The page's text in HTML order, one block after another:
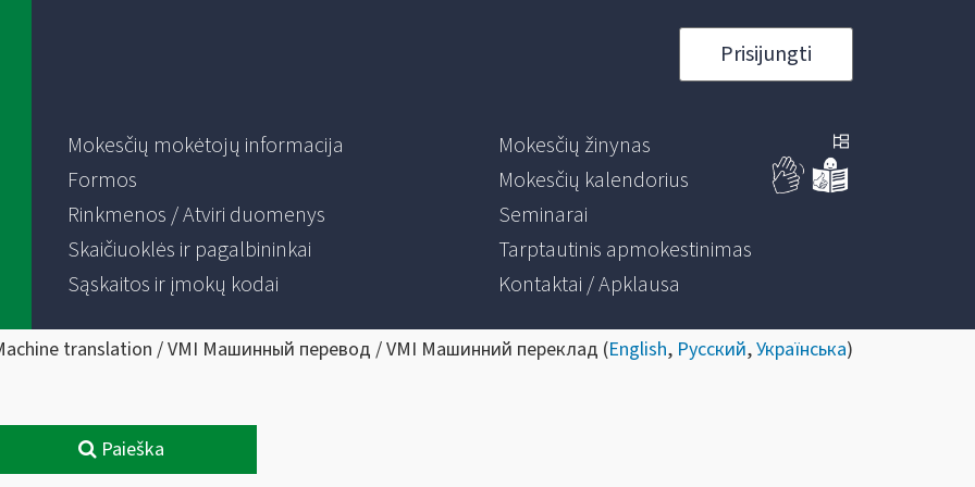
Prisijungti
Mokesčių mokėtojų informacija
Formos
Rinkmenos / Atviri duomenys
Skaičiuoklės ir pagalbininkai
Sąskaitos ir įmokų kodai
Mokesčių žinynas
Mokesčių kalendorius
Seminarai
Tarptautinis apmokestinimas
Kontaktai / Apklausa
translation / VMI Машинный перевод / VMI Машинний переклад (English, Русский,Українська)
Paieška